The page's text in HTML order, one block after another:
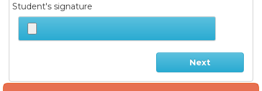
Student's signature
Next